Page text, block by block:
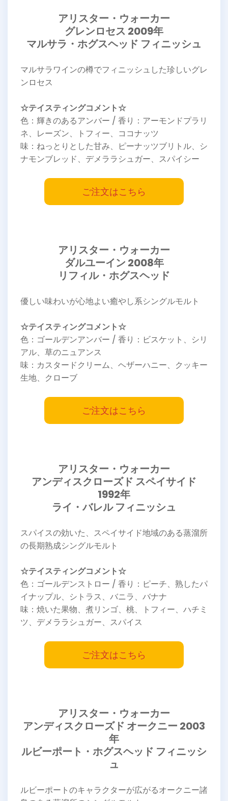
アリスター・ウォーカー
グレンロセス 2009年
マルサラ・ホグスヘッド フィニッシュ
マルサラワインの樽でフィニッシュした珍しいグレ
ンロセス
☆テイスティングコメント☆
色：輝きのあるアンバー / 香り：アーモンドプラリ
ネ、レーズン、トフィー、ココナッツ
味：ねっとりとした甘み、ピーナッツブリトル、シ
ナモンブレッド、デメララシュガー、スパイシー
ご注文はこちら
アリスター・ウォーカー
ダルユーイン 2008年
リフィル・ホグスヘッド
優しい味わいが心地よい癒やし系シングルモルト
☆テイスティングコメント☆
色：ゴールデンアンバー / 香り：ビスケット、シリ
アル、草のニュアンス
味：カスタードクリーム、ヘザーハニー、クッキー
生地、クローブ
ご注文はこちら
アリスター・ウォーカー
アンディスクローズド スペイサイド
1992年
ライ・バレル フィニッシュ
スパイスの効いた、スペイサイド地域のある蒸溜所
の長期熟成シングルモルト
☆テイスティングコメント☆
色：ゴールデンストロー / 香り：ピーチ、熟したパ
イナップル、シトラス、バニラ、バナナ
味：焼いた果物、煮リンゴ、桃、トフィー、ハチミ
ツ、デメララシュガー、スパイス
ご注文はこちら
アリスター・ウォーカー
アンディスクローズド オークニー 2003
年
ルビーポート・ホグスヘッド フィニッシ
ュ
ルビーポートのキャラクターが広がるオークニー諸